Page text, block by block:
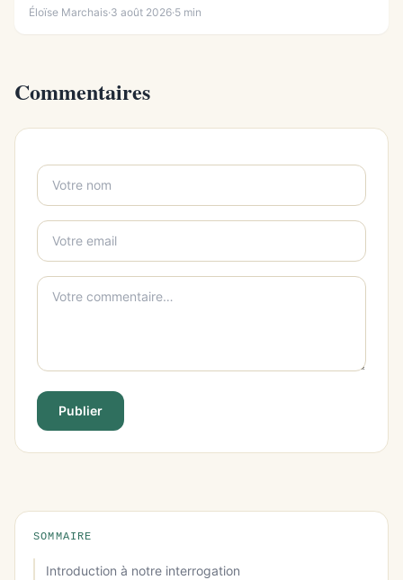
Éloïse Marchais·3 août 2026·5 min
Commentaires
Publier
SOMMAIRE
Introduction à notre interrogation